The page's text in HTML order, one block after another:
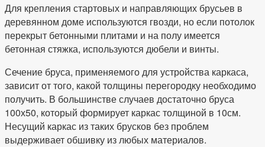
Для крепления стартовых и направляющих брусьев в
деревянном доме используются гвозди, но если потолок
перекрыт бетонными плитами и на полу имеется
бетонная стяжка, используются дюбели и винты.
Сечение бруса, применяемого для устройства каркаса,
зависит от того, какой толщины перегородку необходимо
получить. В большинстве случаев достаточно бруса
100х50, который формирует каркас толщиной в 10см.
Несущий каркас из таких брусков без проблем
выдерживает обшивку из любых материалов.